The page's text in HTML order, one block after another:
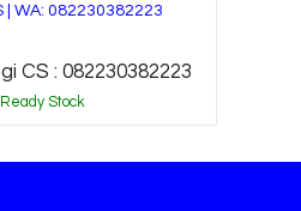
| WA: 082230382223
CS : 082230382223
Stock